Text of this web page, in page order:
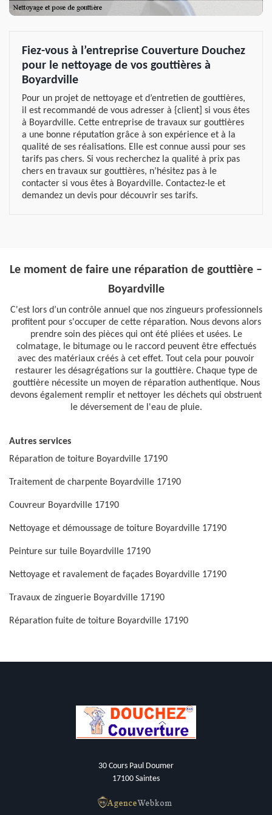
Fiez-vous à l’entreprise Couverture Douchez
pour le nettoyage de vos gouttières à
Boyardville
Pour un projet de nettoyage et d’entretien de gouttières,
il est recommandé de vous adresser à {client] si vous êtes
à Boyardville. Cette entreprise de travaux sur gouttières
a une bonne réputation grâce à son expérience et à la
qualité de ses réalisations. Elle est connue aussi pour ses
tarifs pas chers. Si vous recherchez la qualité à prix pas
chers en travaux sur gouttières, n’hésitez pas à le
contacter si vous êtes à Boyardville. Contactez-le et
demandez un devis pour découvrir ses tarifs.
Le moment de faire une réparation de gouttière –
Boyardville
C'est lors d’un contrôle annuel que nos zingueurs professionnels
profitent pour s'occuper de cette réparation. Nous devons alors
prendre soin des pièces qui ont été pliées et usées. Le
colmatage, le bitumage ou le raccord peuvent être effectués
avec des matériaux créés à cet effet. Tout cela pour pouvoir
restaurer les désagrégations sur la gouttière. Chaque type de
gouttière nécessite un moyen de réparation authentique. Nous
devons également remplir et nettoyer les déchets qui obstruent
le déversement de l'eau de pluie.
Autres services
Réparation de toiture Boyardville 17190
Traitement de charpente Boyardville 17190
Couvreur Boyardville 17190
Nettoyage et démoussage de toiture Boyardville 17190
Peinture sur tuile Boyardville 17190
Nettoyage et ravalement de façades Boyardville 17190
Travaux de zinguerie Boyardville 17190
Réparation fuite de toiture Boyardville 17190
30 Cours Paul Doumer
17100 Saintes